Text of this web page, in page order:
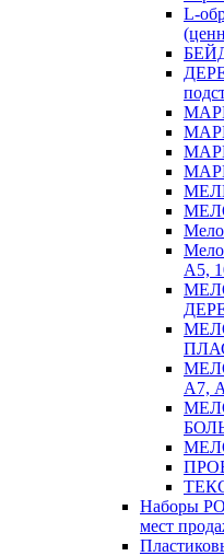
L-
А5,
А7,
Наборы
мест